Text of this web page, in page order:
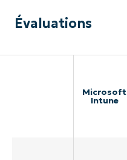
Évaluations
Microsoft
Intune